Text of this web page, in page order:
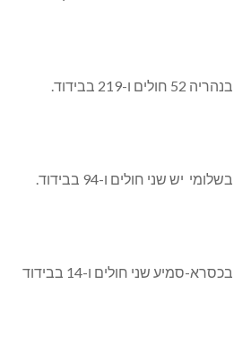
בנהריה 52 חולים ו-219 בבידוד.
בשלומי יש שני חולים ו-94 בבידוד.
בכסרא-סמיע שני חולים ו-14 בבידוד